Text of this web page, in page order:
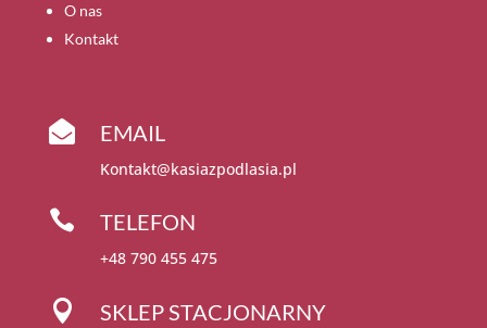
O nas
Kontakt
 EMAIL
Kontakt@kasiazpodlasia.pl
 TELEFON
+48 790 455 475
 SKLEP STACJONARNY